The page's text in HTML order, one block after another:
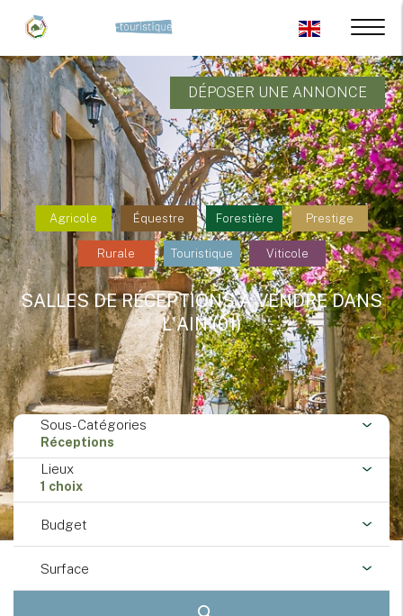
DÉPOSER UNE ANNONCE
Agricole Équestre Forestière Prestige
Rurale Touristique Viticole
SALLES DE RÉCEPTIONS À VENDRE DANS
L'AIN (01)
Sous-Catégories
Réceptions
Lieux
1 choix
Budget
Surface